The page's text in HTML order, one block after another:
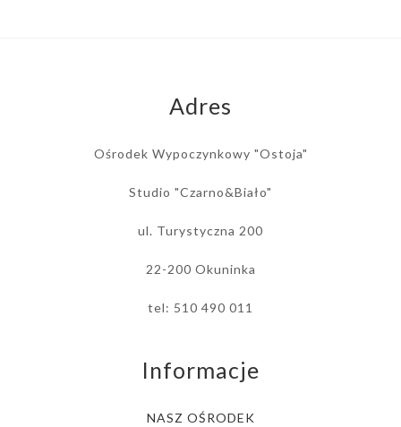
Adres
Ośrodek Wypoczynkowy "Ostoja"
Studio "Czarno&Biało"
ul. Turystyczna 200
22-200 Okuninka
tel: 510 490 011
Informacje
NASZ OŚRODEK